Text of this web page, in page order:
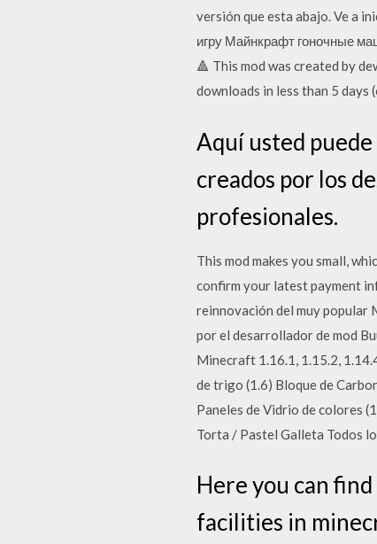
versión que esta abajo. Ve a
игру Майнкрафт гоночные
🔺 This mod was created by
downloads in less than 5 days
Aquí usted
creados por los
profesionales.
This mod makes you small,
confirm your latest payment
reinnovación del muy popular
por el desarrollador de mod
Minecraft 1.16.1, 1.15.2,
de trigo (1.6) Bloque de
Paneles de Vidrio de colores
Torta / Pastel Galleta Todos
Here you can
facilities in